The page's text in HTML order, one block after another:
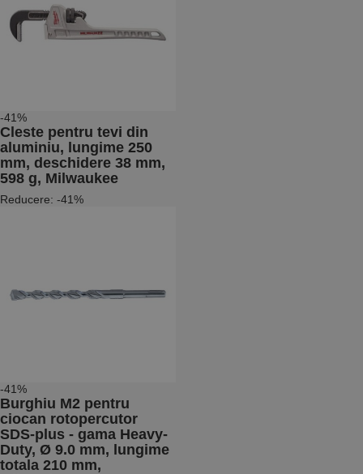
-41%
Cleste pentru tevi din
aluminiu, lungime 250
mm, deschidere 38 mm,
598 g, Milwaukee
Reducere: -41%
-41%
Burghiu M2 pentru
ciocan rotopercutor
SDS-plus - gama Heavy-
Duty, Ø 9.0 mm, lungime
totala 210 mm,